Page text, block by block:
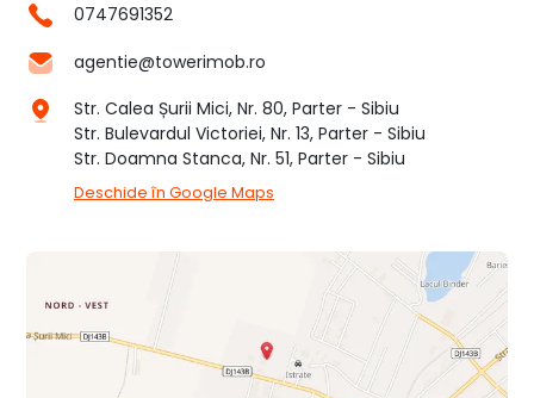
0747691352
agentie@towerimob.ro
Str. Calea Șurii Mici, Nr. 80, Parter - Sibiu
Str. Bulevardul Victoriei, Nr. 13, Parter - Sibiu
Str. Doamna Stanca, Nr. 51, Parter - Sibiu
Deschide în Google Maps